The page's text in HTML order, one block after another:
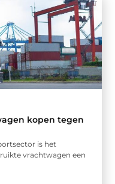
kopen tegen
is het
vrachtwagen een